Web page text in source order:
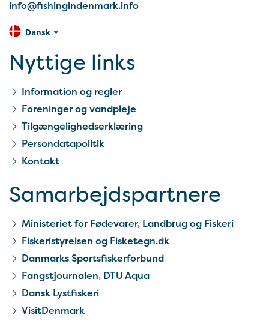
info@fishingindenmark.info
Dansk
Nyttige links
Information og regler
Foreninger og vandpleje
Tilgængelighedserklæring
Persondatapolitik
Kontakt
Samarbejds­partnere
Ministeriet for Fødevarer, Landbrug og Fiskeri
Fiskeristyrelsen og Fisketegn.dk
Danmarks Sportsfiskerforbund
Fangstjournalen, DTU Aqua
Dansk Lystfiskeri
VisitDenmark